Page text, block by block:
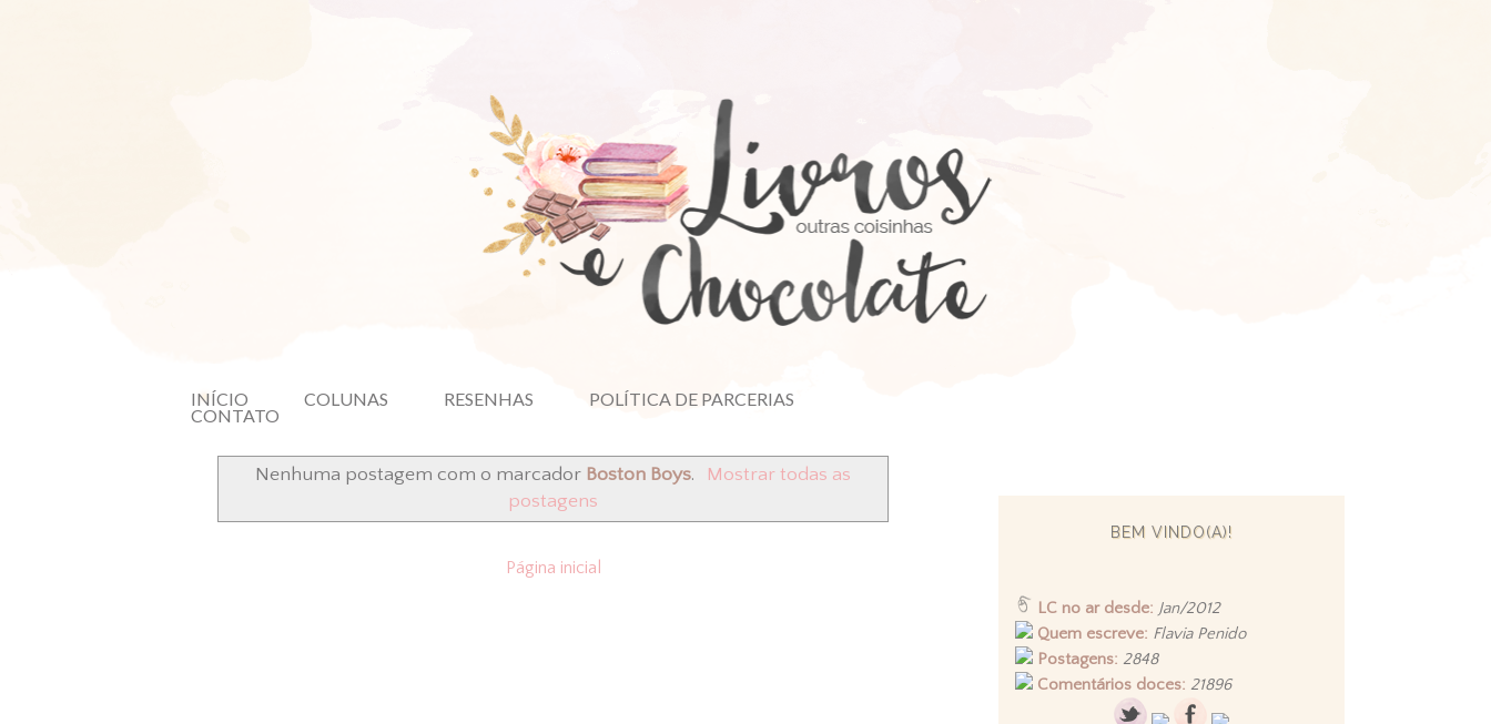
INÍCIO COLUNAS RESENHAS POLÍTICA DE PARCERIAS
CONTATO
Nenhuma postagem com o marcador Boston Boys.
Mostrar todas as
postagens
Página inicial
BEM VINDO(A)!
LC no ar desde: Jan/2012
Quem escreve: Flavia Penido
Postagens: 2848
Comentários doces: 21896